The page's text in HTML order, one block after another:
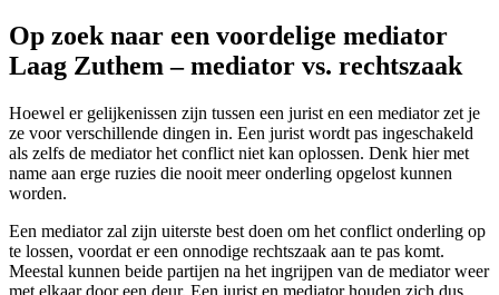
Op zoek naar een voordelige mediator
Laag Zuthem – mediator vs. rechtszaak
Hoewel er gelijkenissen zijn tussen een jurist en een mediator zet je
ze voor verschillende dingen in. Een jurist wordt pas ingeschakeld
als zelfs de mediator het conflict niet kan oplossen. Denk hier met
name aan erge ruzies die nooit meer onderling opgelost kunnen
worden.
Een mediator zal zijn uiterste best doen om het conflict onderling op
te lossen, voordat er een onnodige rechtszaak aan te pas komt.
Meestal kunnen beide partijen na het ingrijpen van de mediator weer
met elkaar door een deur. Een jurist en mediator houden zich dus